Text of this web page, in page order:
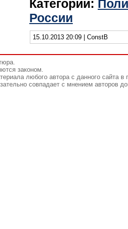
Категории:
России
15.10.2013 20:09 | ConstB
законом.
любого автора с данного сайта
совпадает с мнением авторов